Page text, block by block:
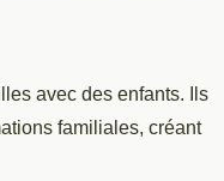
avec des enfants. Ils
familiales, créant